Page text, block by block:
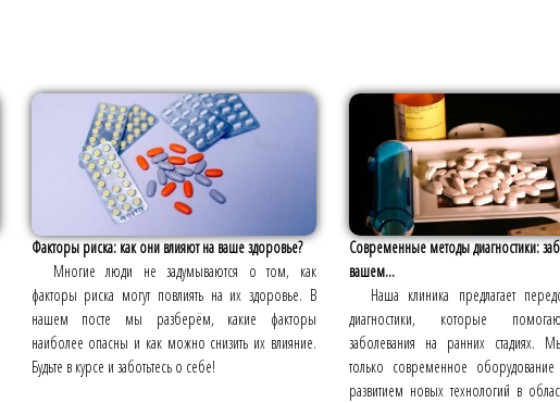
Факторы риска: как они влияют на ваше здоровье?
Многие люди не задумываются о том, как
факторы риска могут повлиять на их здоровье. В
нашем посте мы разберём, какие факторы
наиболее опасны и как можно снизить их влияние.
Будьте в курсе и заботьтесь о себе!
Современные методы диагностики:
вашем...
Наша клиника предлагает
диагностики, которые
заболевания на ранних стадиях.
только современное
развитием новых технологий в